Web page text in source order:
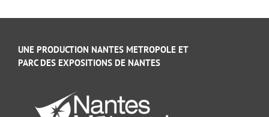
UNE PRODUCTION NANTES METROPOLE ET
PARC DES EXPOSITIONS DE NANTES